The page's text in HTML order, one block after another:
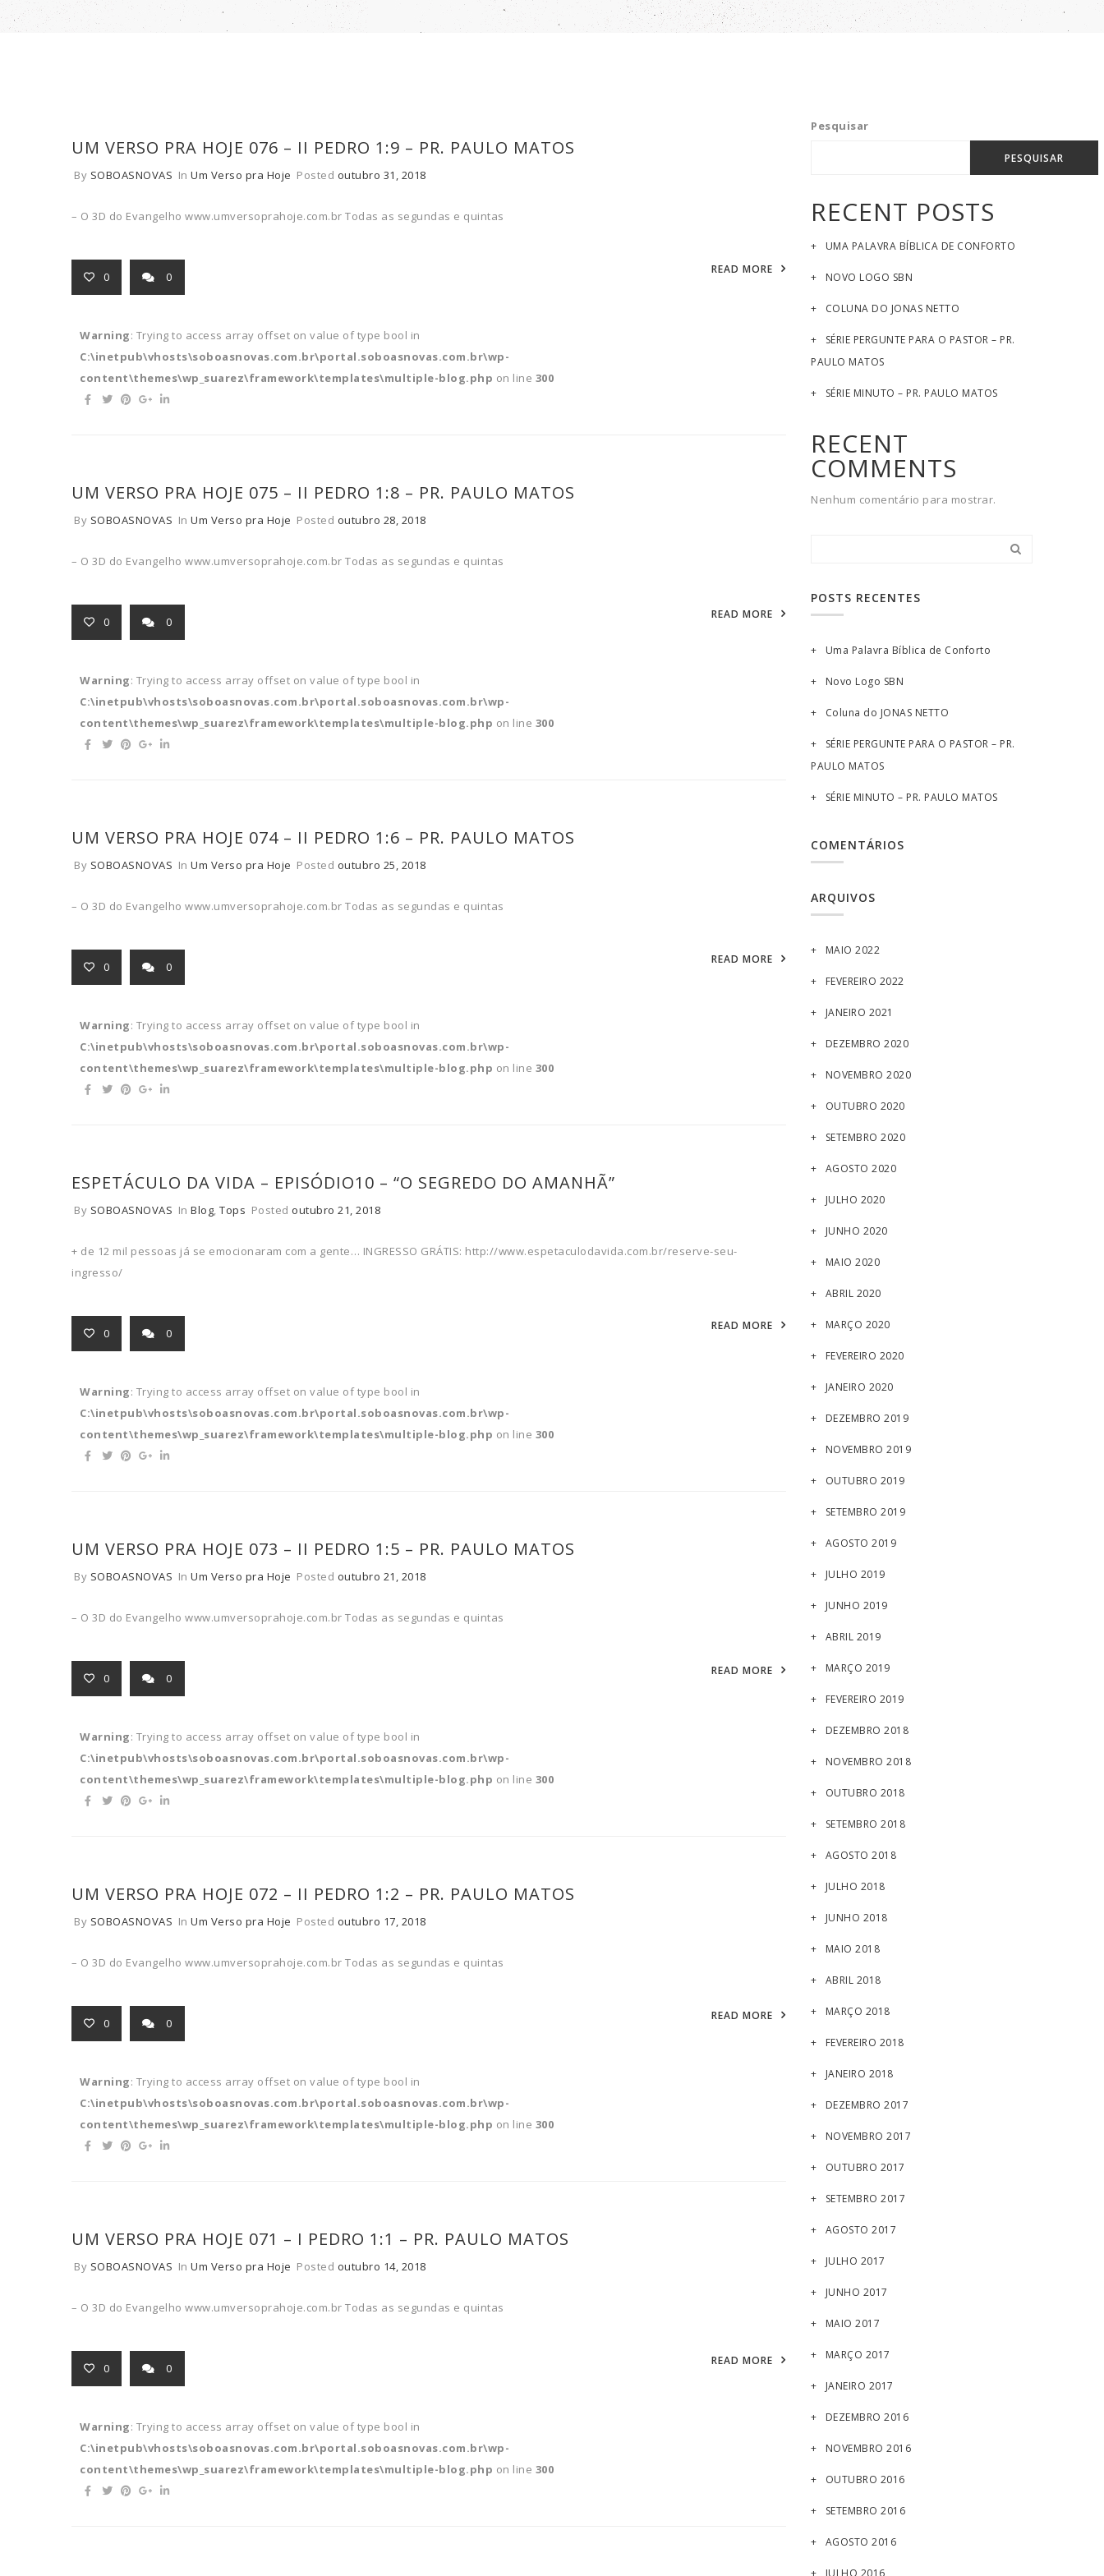
UM VERSO PRA HOJE 076 – II PEDRO 1:9 – PR. PAULO MATOS
By SOBOASNOVAS In Um Verso pra Hoje Posted outubro 31, 2018
– O 3D do Evangelho www.umversoprahoje.com.br Todas as segundas e quintas
READ MORE
0 0
Warning: Trying to access array offset on value of type bool in
C:\inetpub\vhosts\soboasnovas.com.br\portal.soboasnovas.com.br\wp-
content\themes\wp_suarez\framework\templates\multiple-blog.php on line 300
UM VERSO PRA HOJE 075 – II PEDRO 1:8 – PR. PAULO MATOS
By SOBOASNOVAS In Um Verso pra Hoje Posted outubro 28, 2018
– O 3D do Evangelho www.umversoprahoje.com.br Todas as segundas e quintas
READ MORE
0 0
Warning: Trying to access array offset on value of type bool in
C:\inetpub\vhosts\soboasnovas.com.br\portal.soboasnovas.com.br\wp-
content\themes\wp_suarez\framework\templates\multiple-blog.php on line 300
UM VERSO PRA HOJE 074 – II PEDRO 1:6 – PR. PAULO MATOS
By SOBOASNOVAS In Um Verso pra Hoje Posted outubro 25, 2018
– O 3D do Evangelho www.umversoprahoje.com.br Todas as segundas e quintas
READ MORE
0 0
Warning: Trying to access array offset on value of type bool in
C:\inetpub\vhosts\soboasnovas.com.br\portal.soboasnovas.com.br\wp-
content\themes\wp_suarez\framework\templates\multiple-blog.php on line 300
ESPETÁCULO DA VIDA – EPISÓDIO10 – “O SEGREDO DO AMANHÃ”
By SOBOASNOVAS In Blog, Tops Posted outubro 21, 2018
+ de 12 mil pessoas já se emocionaram com a gente… INGRESSO GRÁTIS: http://www.espetaculodavida.com.br/reserve-seu-
ingresso/
READ MORE
0 0
Warning: Trying to access array offset on value of type bool in
C:\inetpub\vhosts\soboasnovas.com.br\portal.soboasnovas.com.br\wp-
content\themes\wp_suarez\framework\templates\multiple-blog.php on line 300
UM VERSO PRA HOJE 073 – II PEDRO 1:5 – PR. PAULO MATOS
By SOBOASNOVAS In Um Verso pra Hoje Posted outubro 21, 2018
– O 3D do Evangelho www.umversoprahoje.com.br Todas as segundas e quintas
READ MORE
0 0
Warning: Trying to access array offset on value of type bool in
C:\inetpub\vhosts\soboasnovas.com.br\portal.soboasnovas.com.br\wp-
content\themes\wp_suarez\framework\templates\multiple-blog.php on line 300
UM VERSO PRA HOJE 072 – II PEDRO 1:2 – PR. PAULO MATOS
By SOBOASNOVAS In Um Verso pra Hoje Posted outubro 17, 2018
– O 3D do Evangelho www.umversoprahoje.com.br Todas as segundas e quintas
READ MORE
0 0
Warning: Trying to access array offset on value of type bool in
C:\inetpub\vhosts\soboasnovas.com.br\portal.soboasnovas.com.br\wp-
content\themes\wp_suarez\framework\templates\multiple-blog.php on line 300
UM VERSO PRA HOJE 071 – I PEDRO 1:1 – PR. PAULO MATOS
By SOBOASNOVAS In Um Verso pra Hoje Posted outubro 14, 2018
– O 3D do Evangelho www.umversoprahoje.com.br Todas as segundas e quintas
READ MORE
0 0
Warning: Trying to access array offset on value of type bool in
C:\inetpub\vhosts\soboasnovas.com.br\portal.soboasnovas.com.br\wp-
content\themes\wp_suarez\framework\templates\multiple-blog.php on line 300
Pesquisar
PESQUISAR
RECENT POSTS
UMA PALAVRA BÍBLICA DE CONFORTO
NOVO LOGO SBN
COLUNA DO JONAS NETTO
SÉRIE PERGUNTE PARA O PASTOR – PR.
PAULO MATOS
SÉRIE MINUTO – PR. PAULO MATOS
RECENT
COMMENTS
Nenhum comentário para mostrar.
POSTS RECENTES
Uma Palavra Bíblica de Conforto
Novo Logo SBN
Coluna do JONAS NETTO
SÉRIE PERGUNTE PARA O PASTOR – PR.
PAULO MATOS
SÉRIE MINUTO – PR. PAULO MATOS
COMENTÁRIOS
ARQUIVOS
MAIO 2022
FEVEREIRO 2022
JANEIRO 2021
DEZEMBRO 2020
NOVEMBRO 2020
OUTUBRO 2020
SETEMBRO 2020
AGOSTO 2020
JULHO 2020
JUNHO 2020
MAIO 2020
ABRIL 2020
MARÇO 2020
FEVEREIRO 2020
JANEIRO 2020
DEZEMBRO 2019
NOVEMBRO 2019
OUTUBRO 2019
SETEMBRO 2019
AGOSTO 2019
JULHO 2019
JUNHO 2019
ABRIL 2019
MARÇO 2019
FEVEREIRO 2019
DEZEMBRO 2018
NOVEMBRO 2018
OUTUBRO 2018
SETEMBRO 2018
AGOSTO 2018
JULHO 2018
JUNHO 2018
MAIO 2018
ABRIL 2018
MARÇO 2018
FEVEREIRO 2018
JANEIRO 2018
DEZEMBRO 2017
NOVEMBRO 2017
OUTUBRO 2017
SETEMBRO 2017
AGOSTO 2017
JULHO 2017
JUNHO 2017
MAIO 2017
MARÇO 2017
JANEIRO 2017
DEZEMBRO 2016
NOVEMBRO 2016
OUTUBRO 2016
SETEMBRO 2016
AGOSTO 2016
JULHO 2016